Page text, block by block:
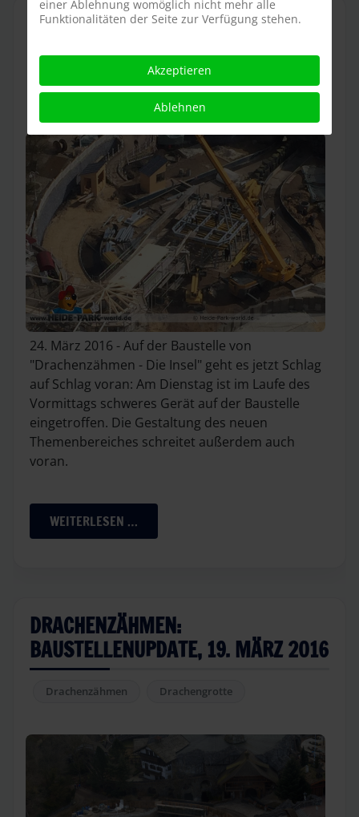
DRACHENZÄHMEN:
BAUSTELLENUPDATES KW 12
Drachenzähmen Drachengrotte Hicks
24. März 2016 - Auf der Baustelle von
"Drachenzähmen - Die Insel" geht es jetzt Schlag
auf Schlag voran: Am Dienstag ist im Laufe des
Vormittags schweres Gerät auf der Baustelle
eingetroffen. Die Gestaltung des neuen
Themenbereiches schreitet außerdem auch
voran.
WEITERLESEN …
DRACHENZÄHMEN:
BAUSTELLENUPDATE, 19. MÄRZ 2016
Drachenzähmen Drachengrotte
einer Ablehnung womöglich nicht mehr alle
Funktionalitäten der Seite zur Verfügung stehen.
Akzeptieren
Ablehnen